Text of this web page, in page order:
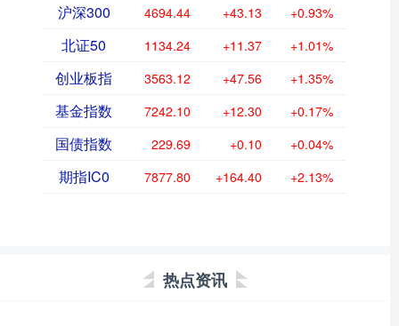
沪深300 4694.44 +43.13 +0.93%
北证50 1134.24 +11.37 +1.01%
创业板指 3563.12 +47.56 +1.35%
基金指数 7242.10 +12.30 +0.17%
国债指数 229.69 +0.10 +0.04%
期指IC0 7877.80 +164.40 +2.13%
热点资讯